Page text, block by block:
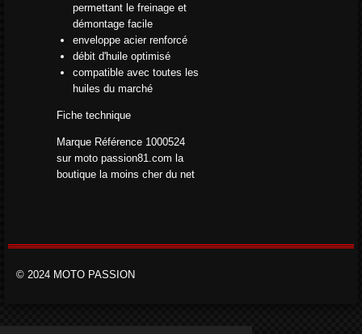
permettant le freinage et
démontage facile
enveloppe acier renforcé
débit d'huile optimisé
compatible avec toutes les
huiles du marché
Fiche technique
Marque Référence 1000524
sur moto passion81.com la
boutique la moins cher du net
© 2024 MOTO PASSION